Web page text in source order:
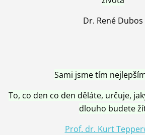
Dr. René Dubos
Sami jsme tím
To, co den co den děláte, určuje,
dlouho budete
Prof. dr. Kurt